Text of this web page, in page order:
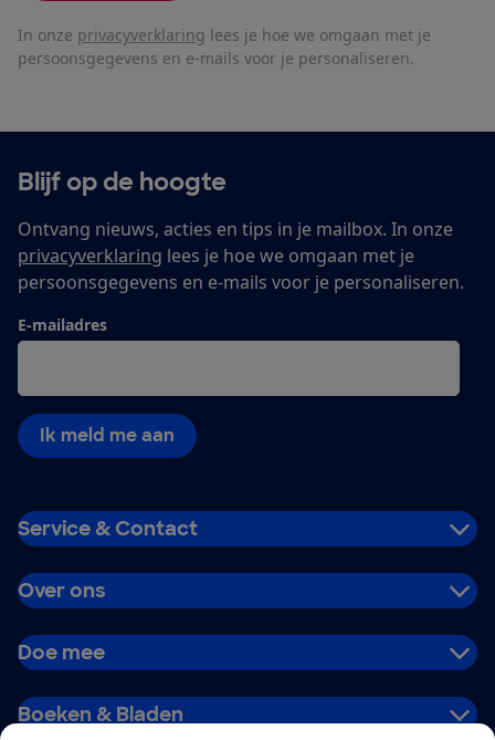
In onze privacyverklaring lees je hoe we omgaan met je
persoonsgegevens en e-mails voor je personaliseren.
Blijf op de hoogte
Ontvang nieuws, acties en tips in je mailbox. In onze
privacyverklaring lees je hoe we omgaan met je
persoonsgegevens en e-mails voor je personaliseren.
E-mailadres
Ik meld me aan
Service & Contact
Over ons
Doe mee
Boeken & Bladen